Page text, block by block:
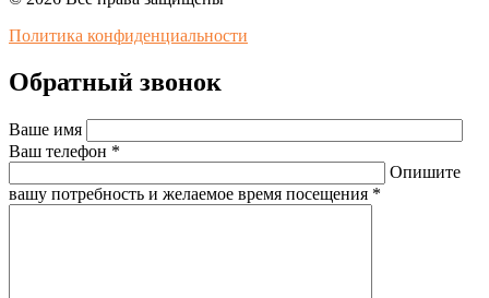
Политика конфиденциальности
Обратный звонок
Ваше имя
Ваш телефон *
Опишите
вашу потребность и желаемое время посещения *